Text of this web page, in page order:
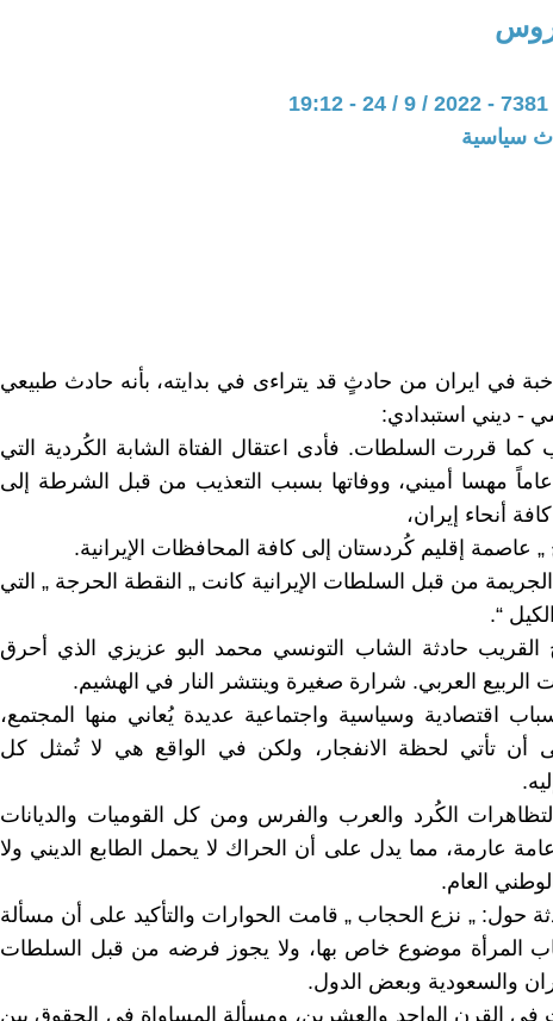
سياسية
في ايران من حادثٍ قد يتراءى في بدايته، بأنه حادث طبيعي
- ديني استبدادي:
كما قررت السلطات. فأدى اعتقال الفتاة الشابة الكُردية التي
تبلغ من العمر 22 عاماً مهسا أميني، ووفاتها بسبب التعذيب من قبل الشرطة إلى
أنحاء إيران،
„ عاصمة إقليم كُردستان إلى كافة المحافظات الإيرانية.
من قبل السلطات الإيرانية كانت „ النقطة الحرجة „ التي
“.
القريب حادثة الشاب التونسي محمد البو عزيزي الذي أحرق
الربيع العربي. شرارة صغيرة وينتشر النار في الهشيم.
اقتصادية وسياسية واجتماعية عديدة يُعاني منها المجتمع،
أن تأتي لحظة الانفجار، ولكن في الواقع هي لا تُمثل كل
الكُرد والعرب والفرس ومن كل القوميات والديانات
عارمة، مما يدل على أن الحراك لا يحمل الطابع الديني ولا
العام.
حول: „ نزع الحجاب „ قامت الحوارات والتأكيد على أن مسألة
المرأة موضوع خاص بها، ولا يجوز فرضه من قبل السلطات
والسعودية وبعض الدول.
في القرن الواحد والعشرين، ومسألة المساواة في الحقوق بين